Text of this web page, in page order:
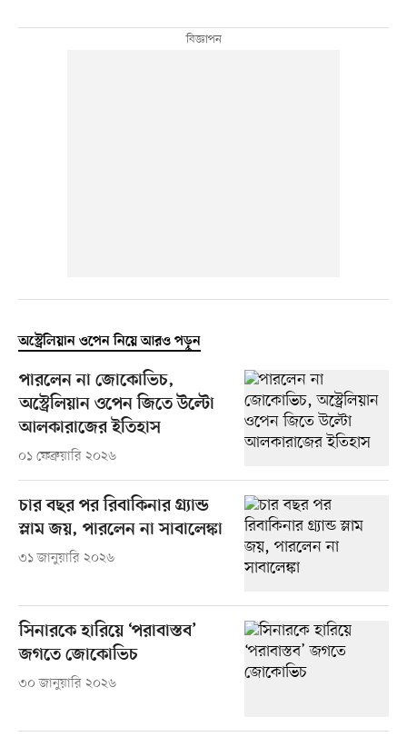
অস্ট্রেলিয়ান ওপেন নিয়ে আরও পড়ুন
পারলেন না জোকোভিচ,
অস্ট্রেলিয়ান ওপেন জিতে উল্টো
আলকারাজের ইতিহাস
০১ ফেব্রুয়ারি ২০২৬
চার বছর পর রিবাকিনার গ্র্যান্ড
স্লাম জয়, পারলেন না সাবালেঙ্কা
৩১ জানুয়ারি ২০২৬
সিনারকে হারিয়ে ‘পরাবাস্তব’
জগতে জোকোভিচ
৩০ জানুয়ারি ২০২৬